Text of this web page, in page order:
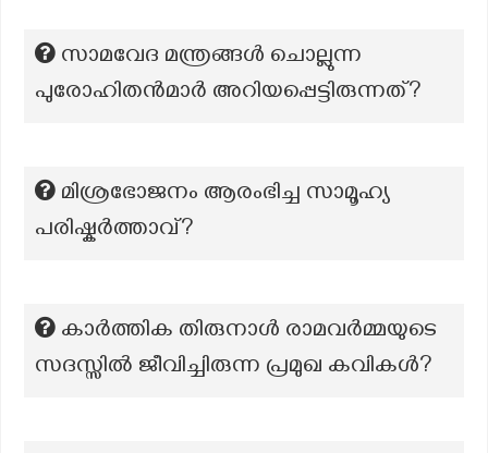
സാമവേദ മന്ത്രങ്ങൾ ചൊല്ലുന്ന
പുരോഹിതൻമാർ അറിയപ്പെട്ടിരുന്നത്?
മിശ്രഭോജനം ആരംഭിച്ച സാമൂഹ്യ
പരിഷ്കര്‍ത്താവ്‌?
കാർത്തിക തിരുനാൾ രാമവർമ്മയുടെ
സദസ്സിൽ ജീവിച്ചിരുന്ന പ്രമുഖ കവികൾ?